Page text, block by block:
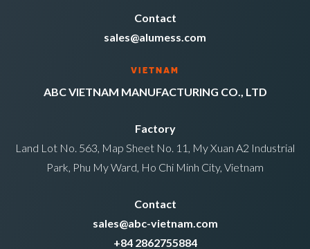
Contact
sales@alumess.com
VIETNAM
ABC VIETNAM MANUFACTURING CO., LTD
Factory
Land Lot No. 563, Map Sheet No. 11, My Xuan A2 Industrial
Park, Phu My Ward, Ho Chi Minh City, Vietnam
Contact
sales@abc-vietnam.com
+84 2862755884